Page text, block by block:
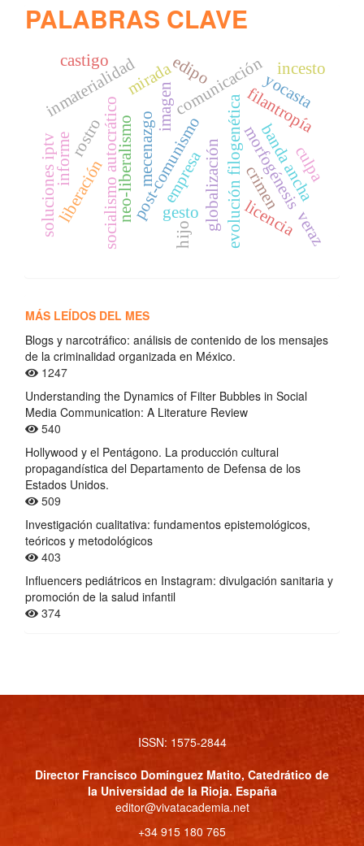
PALABRAS CLAVE
socialismo autocráticopost-comunismo
neo-liberalismo globalizaciónevolución filogenéticamorfogénesis
inmaterialidad
liberación
comunicación
empresa
mecenazgo filantropía
imagen
gesto
rostro
mirada
banda ancha
soluciones iptvinforme
licencia
edipo
yocasta
hijo
incesto
crimen culpa
castigo
veraz
MÁS LEÍDOS DEL MES
Blogs y narcotráfico: análisis de contenido de los mensajes
de la criminalidad organizada en México.
1247
Understanding the Dynamics of Filter Bubbles in Social
Media Communication: A Literature Review
540
Hollywood y el Pentágono. La producción cultural
propagandística del Departamento de Defensa de los
Estados Unidos.
509
Investigación cualitativa: fundamentos epistemológicos,
teóricos y metodológicos
403
Influencers pediátricos en Instagram: divulgación sanitaria y
promoción de la salud infantil
374
ISSN: 1575-2844
Director Francisco Domínguez Matito, Catedrático de
la Universidad de la Rioja. España
editor@vivatacademia.net
+34 915 180 765